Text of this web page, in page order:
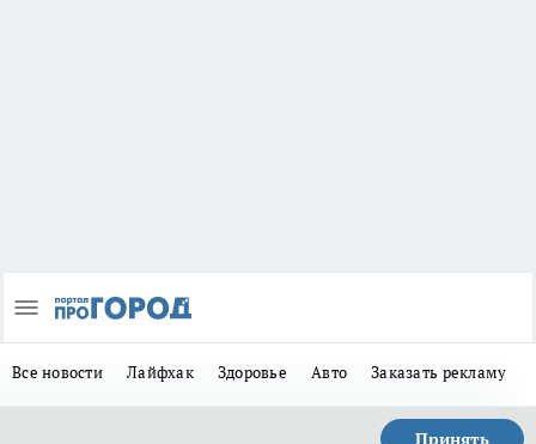
Все новости Лайфхак Здоровье Авто Заказать рекламу